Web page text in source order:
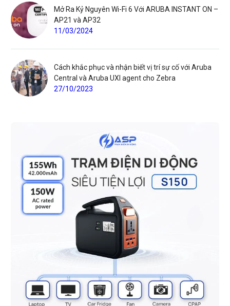
Mở Ra Kỷ Nguyên Wi-Fi 6 Với ARUBA INSTANT ON –
AP21 và AP32
11/03/2024
Cách khắc phục và nhận biết vị trí sự cố với Aruba
Central và Aruba UXI agent cho Zebra
27/10/2023